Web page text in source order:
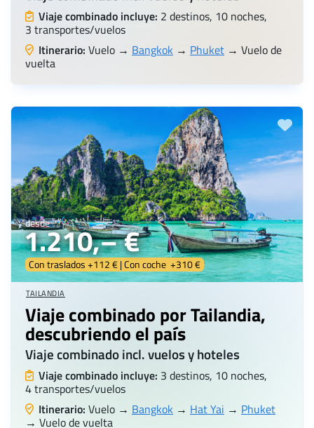
Viaje combinado incluye: 2 destinos, 10 noches,
3 transportes/vuelos
Itinerario: Vuelo → Bangkok → Phuket → Vuelo de
vuelta
desde
1.210,– €
Con traslados +112 € | Con coche +310 €
TAILANDIA
Viaje combinado por Tailandia,
descubriendo el país
Viaje combinado incl. vuelos y hoteles
Viaje combinado incluye: 3 destinos, 10 noches,
4 transportes/vuelos
Itinerario: Vuelo → Bangkok → Hat Yai → Phuket
→ Vuelo de vuelta